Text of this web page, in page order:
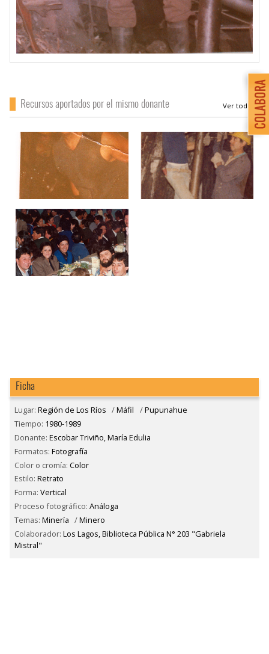
Recursos aportados por el mismo donante
Ficha
Lugar: Región de Los Ríos /Máfil /Pupunahue
Tiempo: 1980-1989
Donante: Escobar Triviño, María Edulia
Formatos: Fotografía
Color o cromía: Color
Estilo: Retrato
Forma: Vertical
Proceso fotográfico: Análoga
Temas: Minería /Minero
Colaborador: Los Lagos, Biblioteca Pública N° 203 "Gabriela
Mistral"